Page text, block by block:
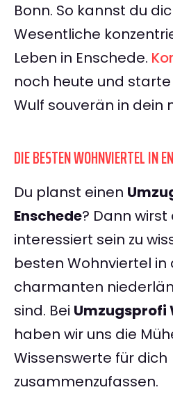
Bonn. So kannst du
Wesentliche
Leben in Enschede.
noch heute und
Wulf souverän in dein
DIE BESTEN WOHNVIERTEL IN
Du planst einen
Enschede? Dann
interessiert sein zu
besten Wohnviertel in
charmanten
sind. Bei Umzugsprofi
haben wir uns die
Wissenswerte für dich
zusammenzufassen.